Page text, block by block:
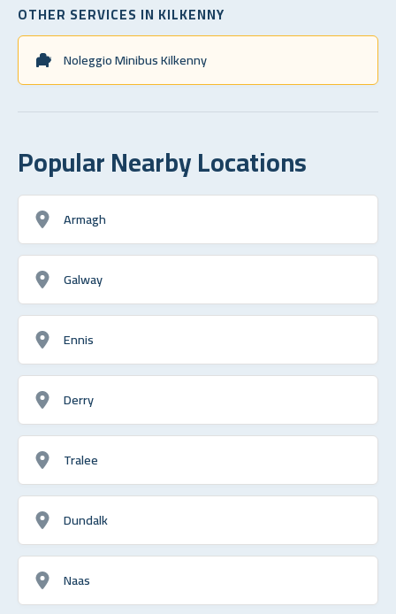
OTHER SERVICES IN KILKENNY
Noleggio Minibus Kilkenny
Popular Nearby Locations
Armagh
Galway
Ennis
Derry
Tralee
Dundalk
Naas